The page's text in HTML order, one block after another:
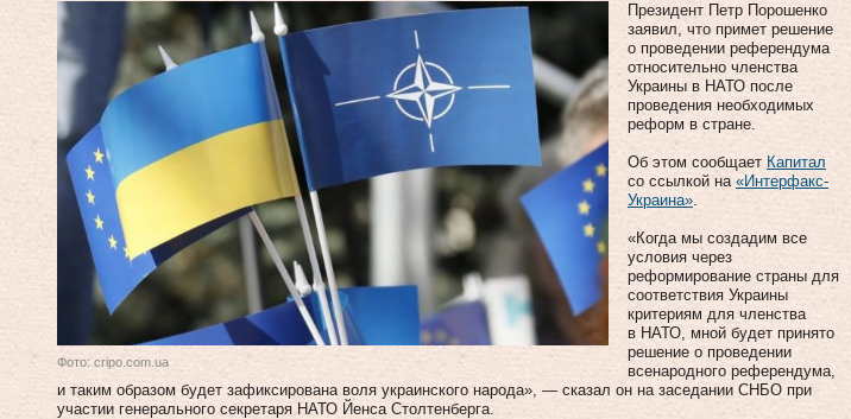
Фото: cripo.com.ua
Президент Петр Порошенко
заявил, что примет решение
о проведении референдума
относительно членства
Украины в НАТО после
проведения необходимых
реформ в стране.
Об этом сообщает Капитал
со ссылкой на «Интерфакс-
Украина».
«Когда мы создадим все
условия через
реформирование страны для
соответствия Украины
критериям для членства
в НАТО, мной будет принято
решение о проведении
всенародного референдума,
и таким образом будет зафиксирована воля украинского народа», — сказал он на заседании СНБО при
участии генерального секретаря НАТО Йенса Столтенберга.